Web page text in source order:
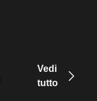
Vedi
tutto